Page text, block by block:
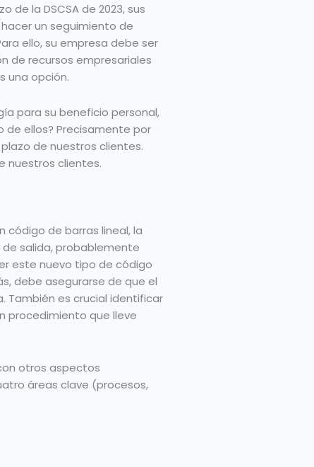
de la DSCSA de 2023, sus
un seguimiento de
ello, su empresa debe ser
de recursos empresariales
una opción.
para su beneficio personal,
de ellos? Precisamente por
de nuestros clientes.
nuestros clientes.
código de barras lineal, la
salida, probablemente
este nuevo tipo de código
debe asegurarse de que el
También es crucial identificar
procedimiento que lleve
otros aspectos
áreas clave (procesos,